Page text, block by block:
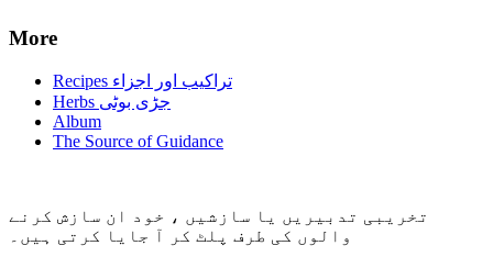
More
Recipes تراکیب اور اجزاء
Herbs جڑی بوٹی
Album
The Source of Guidance
تخریبی تدبیریں یا سازشیں ، خود ان سازش کرنے
والوں کی طرف پلٹ کر آ جایا کرتی ہیں۔